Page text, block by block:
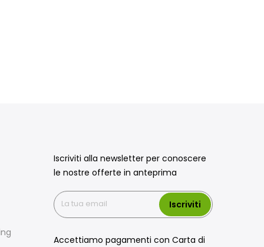
Iscriviti alla newsletter per conoscere
le nostre offerte in anteprima
Iscriviti
Accettiamo pagamenti con Carta di